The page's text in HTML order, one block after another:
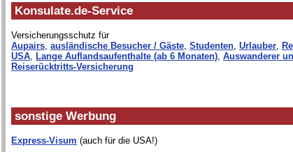
Konsulate.de-Service
Versicherungsschutz für
Aupairs, ausländische Besucher / Gäste, Studenten, Urlauber,
USA, Lange Auflandsaufenthalte (ab 6 Monaten), Auswanderer
Reiserücktritts-Versicherung
sonstige Werbung
Express-Visum (auch für die USA!)